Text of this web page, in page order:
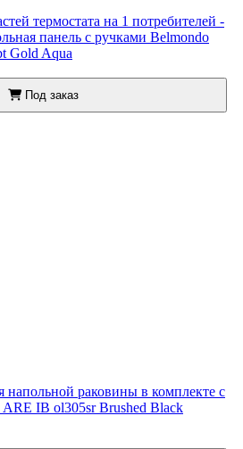
термостата на 1 потребителей -
панель с ручками Belmondo
Gold Aqua
Под заказ
напольной раковины в комплекте с
IB ol305sr Brushed Black